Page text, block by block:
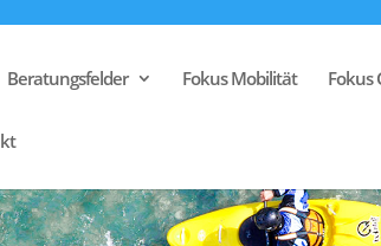
Beratungsfelder Fokus Mobilität Fokus